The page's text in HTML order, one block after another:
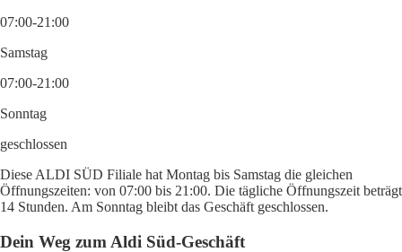
07:00-21:00
Samstag
07:00-21:00
Sonntag
geschlossen
Diese ALDI SÜD Filiale hat Montag bis Samstag die gleichen
Öffnungszeiten: von 07:00 bis 21:00. Die tägliche Öffnungszeit beträgt
14 Stunden. Am Sonntag bleibt das Geschäft geschlossen.
Dein Weg zum Aldi Süd-Geschäft